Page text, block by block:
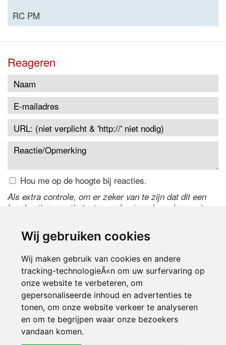
Wij gebruiken cookies
Wij maken gebruik van cookies en andere
tracking-technologieÃ«n om uw surfervaring op
onze website te verbeteren, om
gepersonaliseerde inhoud en advertenties te
tonen, om onze website verkeer te analyseren
en om te begrijpen waar onze bezoekers
vandaan komen.
RC PM
Reageren
Hou me op de hoogte bij reacties.
Als extra controle, om er zeker van te zijn dat dit een
handmatige reactie is, typ onderstaande code over in
de code te wijzigen.